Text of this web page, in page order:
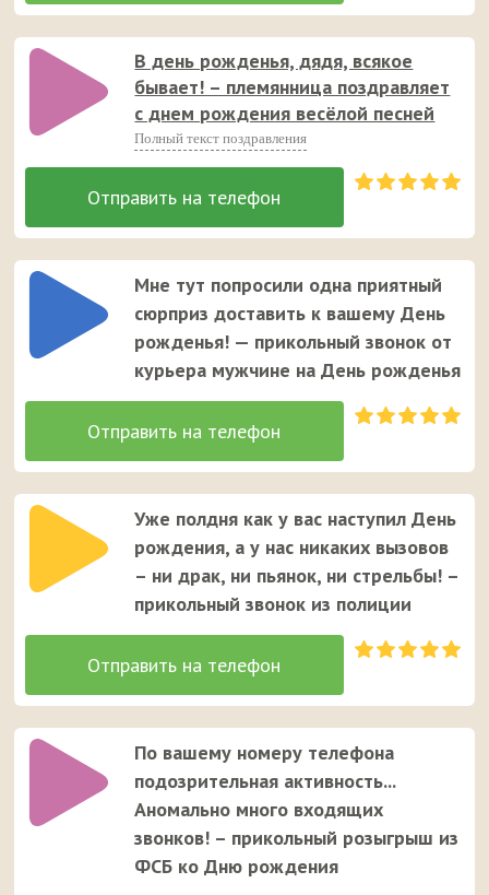
В день рожденья, дядя, всякое
бывает! – племянница поздравляет
с днем рождения весёлой песней
Полный текст поздравления
Мне тут попросили одна приятный
сюрприз доставить к вашему День
рожденья! — прикольный звонок от
курьера мужчине на День рожденья
Уже полдня как у вас наступил День
рождения, а у нас никаких вызовов
– ни драк, ни пьянок, ни стрельбы! –
прикольный звонок из полиции
По вашему номеру телефона
подозрительная активность...
Аномально много входящих
звонков! – прикольный розыгрыш из
ФСБ ко Дню рождения